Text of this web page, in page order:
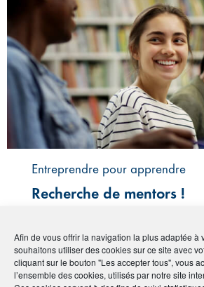
Afin de vous offrir la navigation la plus adaptée à
souhaitons utiliser des cookies sur ce site avec
cliquant sur le bouton "Les accepter tous", vous
l’ensemble des cookies, utilisés par notre site
Entreprendre pour apprendre
Recherche de mentors !
Publié le :11 janvier 2021